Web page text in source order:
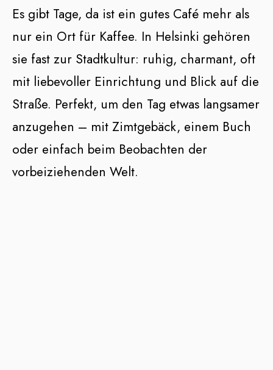
Es gibt Tage, da ist ein gutes Café mehr als
nur ein Ort für Kaffee. In Helsinki gehören
sie fast zur Stadtkultur: ruhig, charmant, oft
mit liebevoller Einrichtung und Blick auf die
Straße. Perfekt, um den Tag etwas langsamer
anzugehen – mit Zimtgebäck, einem Buch
oder einfach beim Beobachten der
vorbeiziehenden Welt.